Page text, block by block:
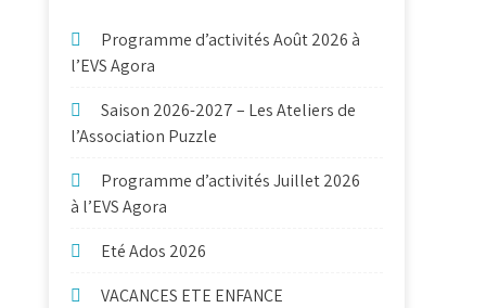
Programme d’activités Août 2026 à
l’EVS Agora
Saison 2026-2027 – Les Ateliers de
l’Association Puzzle
Programme d’activités Juillet 2026
à l’EVS Agora
Eté Ados 2026
VACANCES ETE ENFANCE